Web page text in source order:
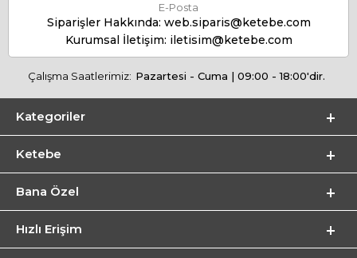
E-Posta
Siparişler Hakkında: web.siparis@ketebe.com
Kurumsal İletişim: iletisim@ketebe.com
Çalışma Saatlerimiz: Pazartesi - Cuma | 09:00 - 18:00'dir.
Kategoriler
Ketebe
Bana Özel
Hızlı Erişim